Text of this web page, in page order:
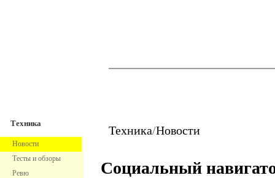
Техника
Новости
Тесты и обзоры
Ревю
Техника/Новости
Социальный